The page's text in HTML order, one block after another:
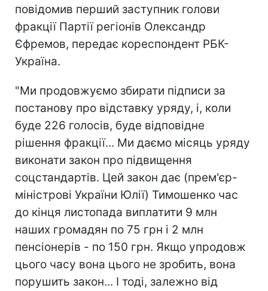
повідомив перший заступник голови
фракції Партії регіонів Олександр
Єфремов, передає кореспондент РБК-
Україна.
"Ми продовжуємо збирати підписи за
постанову про відставку уряду, і, коли
буде 226 голосів, буде відповідне
рішення фракції... Ми даємо місяць уряду
виконати закон про підвищення
соцстандартів. Цей закон дає (прем'єр-
міністрові України Юлії) Тимошенко час
до кінця листопада виплатити 9 млн
наших громадян по 75 грн і 2 млн
пенсіонерів - по 150 грн. Якщо упродовж
цього часу вона цього не зробить, вона
порушить закон... І тоді, залежно від